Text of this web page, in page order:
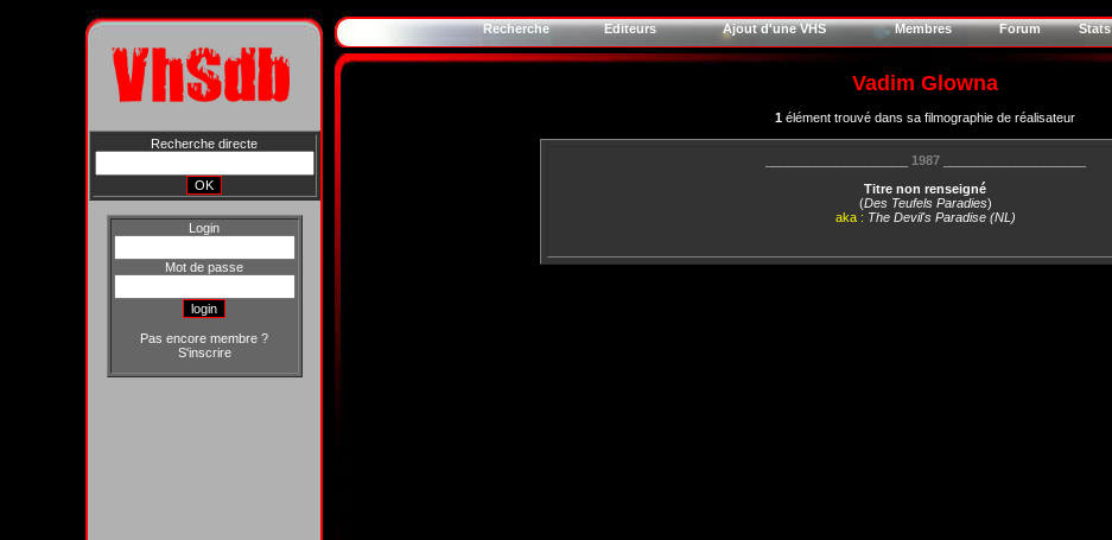
Recherche directe
Login
Mot de passe
Pas encore membre ?
S'inscrire
Recherche Editeurs Ajout d'une VHS Membres Forum Stats
Vadim Glowna
1 élément trouvé dans sa filmographie de réalisateur
1987____________________
Titre non renseigné
(Des Teufels Paradies)
aka : The Devil's Paradise (NL)